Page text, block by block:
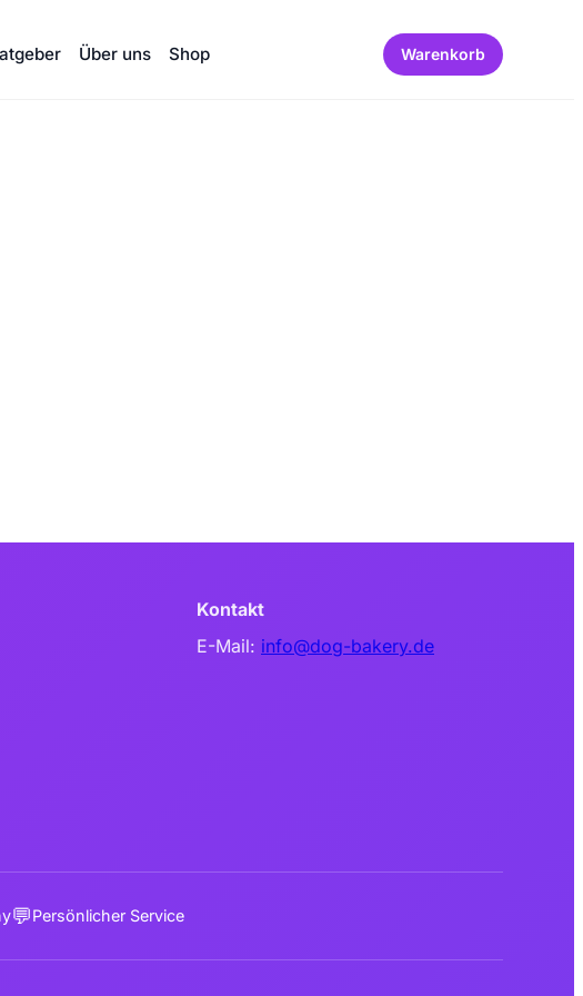
Über uns Shop Warenkorb
Kontakt
E-Mail: info@dog-bakery.de
💬Persönlicher Service